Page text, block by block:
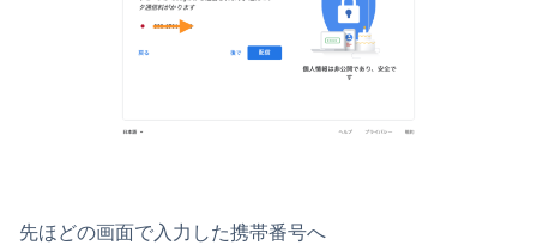
先ほどの画面で入力した携帯番号へ